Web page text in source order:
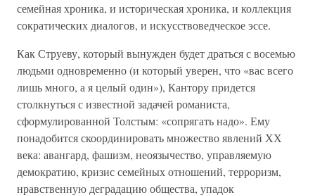
семейная хроника, и историческая хроника, и коллекция
сократических диалогов, и искусствоведческое эссе.
Как Струеву, который вынужден будет драться с восемью
людьми одновременно (и который уверен, что «вас всего
лишь много, а я целый один»), Кантору придется
столкнуться с известной задачей романиста,
сформулированной Толстым: «сопрягать надо». Ему
понадобится скоординировать множество явлений ХХ
века: авангард, фашизм, неоязычество, управляемую
демократию, кризис семейных отношений, терроризм,
нравственную деградацию общества, упадок